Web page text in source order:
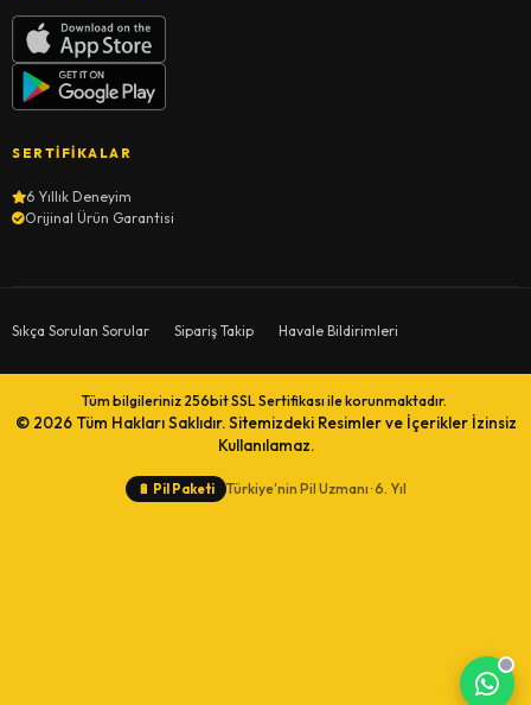
SERTIFIKALAR
6 Yıllık Deneyim
Orijinal Ürün Garantisi
Sıkça Sorulan Sorular Sipariş Takip Havale Bildirimleri
Tüm bilgileriniz 256bit SSL Sertifikası ile korunmaktadır.
© 2026 Tüm Hakları Saklıdır. Sitemizdeki Resimler ve İçerikler İzinsiz
Kullanılamaz.
🔋 Pil Paketi Türkiye'nin Pil Uzmanı · 6. Yıl